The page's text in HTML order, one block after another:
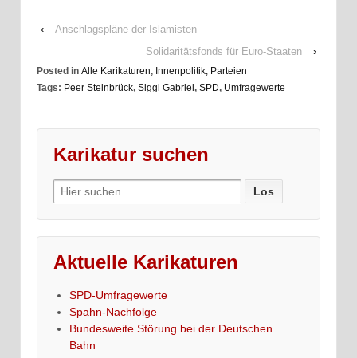
‹
Anschlagspläne der Islamisten
Solidaritätsfonds für Euro-Staaten
›
Posted in Alle Karikaturen, Innenpolitik, Parteien
Tags: Peer Steinbrück, Siggi Gabriel , SPD, Umfragewerte
Karikatur suchen
Search
for:
Aktuelle Karikaturen
SPD-Umfragewerte
Spahn-Nachfolge
Bundesweite Störung bei der Deutschen
Bahn